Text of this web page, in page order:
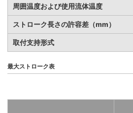
周囲温度および使用流体温度
ストローク長さの許容差（mm）
取付支持形式
最大ストローク表